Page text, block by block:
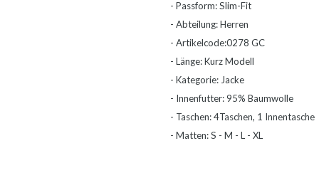
- Passform: Slim-Fit
- Abteilung: Herren
- Artikelcode:0278 GC
- Länge: Kurz Modell
- Kategorie: Jacke
- Innenfutter: 95% Baumwolle
- Taschen: 4Taschen, 1 Innentasche
- Matten: S - M - L - XL